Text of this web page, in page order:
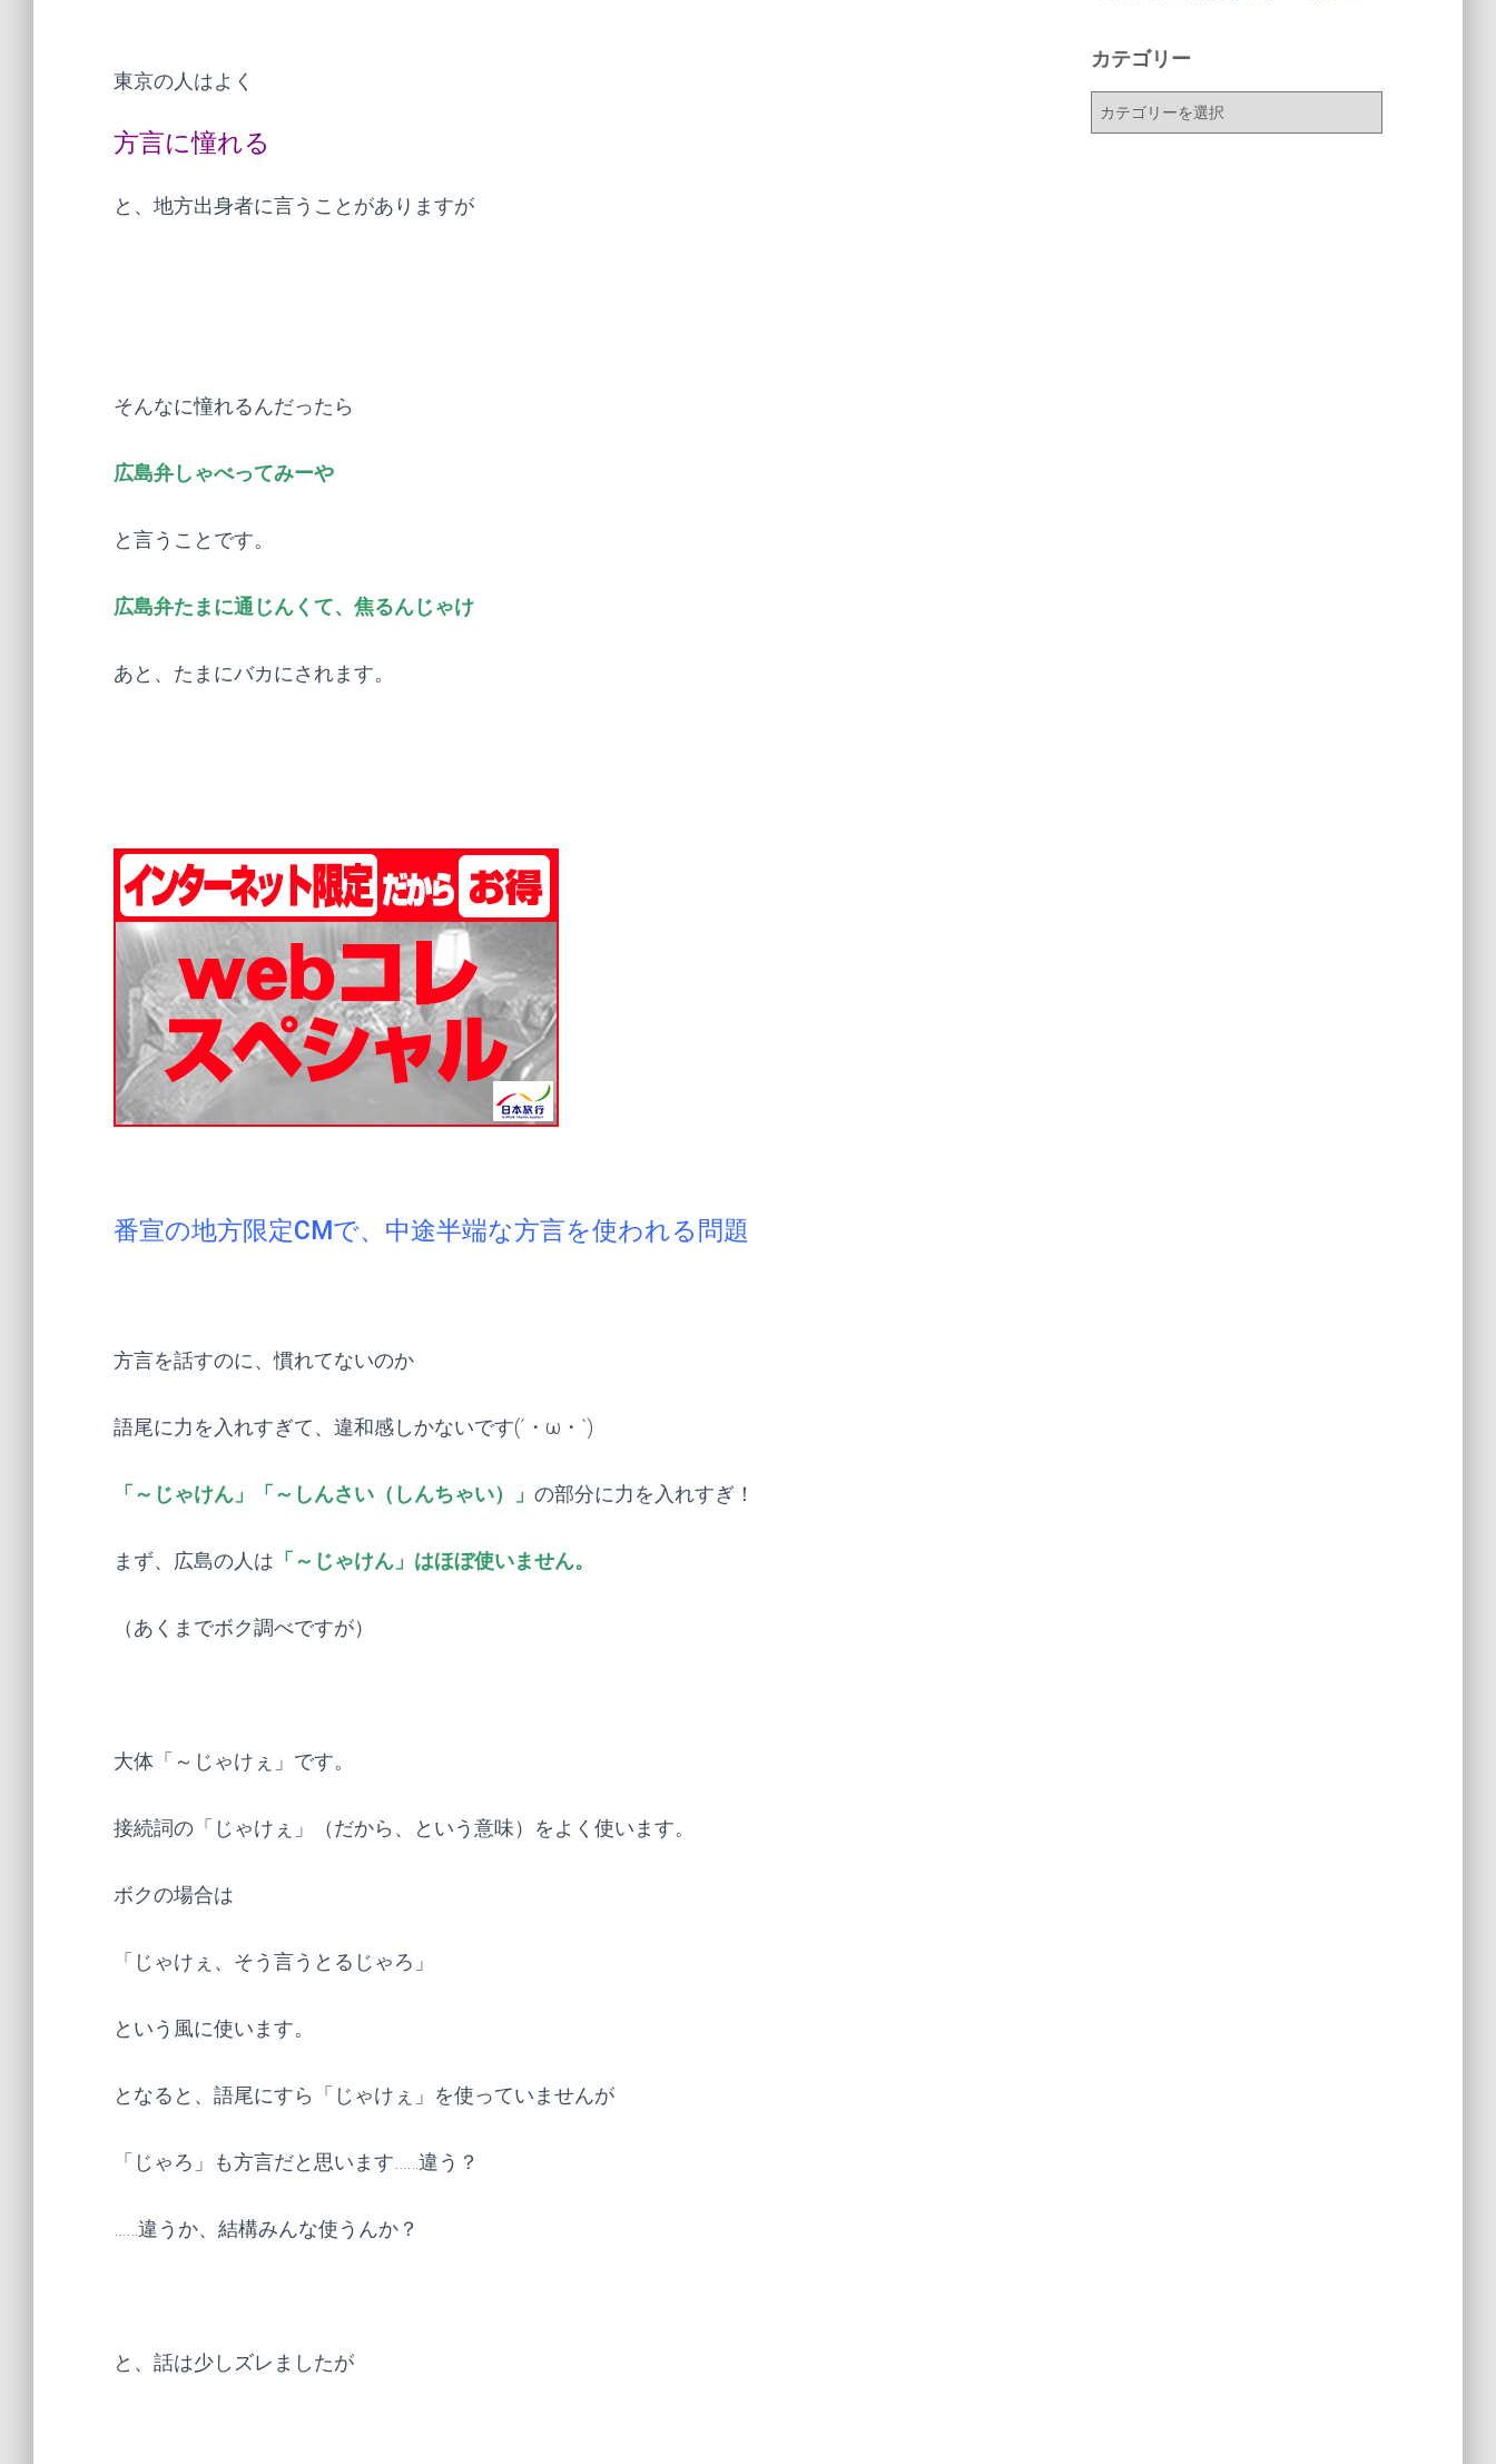
東京の人はよく
方言に憧れる
と、地方出身者に言うことがありますが
そんなに憧れるんだったら
広島弁しゃべってみーや
と言うことです。
広島弁たまに通じんくて、焦るんじゃけ
あと、たまにバカにされます。
番宣の地方限定CMで、中途半端な方言を使われる問題
方言を話すのに、慣れてないのか
語尾に力を入れすぎて、違和感しかないです(´・ω・`)
「～じゃけん」「～しんさい（しんちゃい）」 の部分に力を入れすぎ！
まず、広島の人は 「～じゃけん」はほぼ使いません。
（あくまでボク調べですが）
大体「～じゃけぇ」です。
接続詞の「じゃけぇ」（だから、という意味）をよく使います。
ボクの場合は
「じゃけぇ、そう言うとるじゃろ」
という風に使います。
となると、語尾にすら「じゃけぇ」を使っていませんが
「じゃろ」も方言だと思います……違う？
……違うか、結構みんな使うんか？
と、話は少しズレましたが
カテゴリー